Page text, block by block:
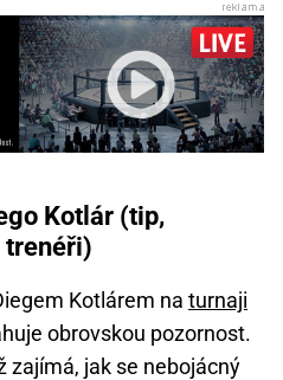
Kotlár (tip,
trenéři)
Kotlárem na turnaji
obrovskou pozornost.
zajímá, jak se nebojácný